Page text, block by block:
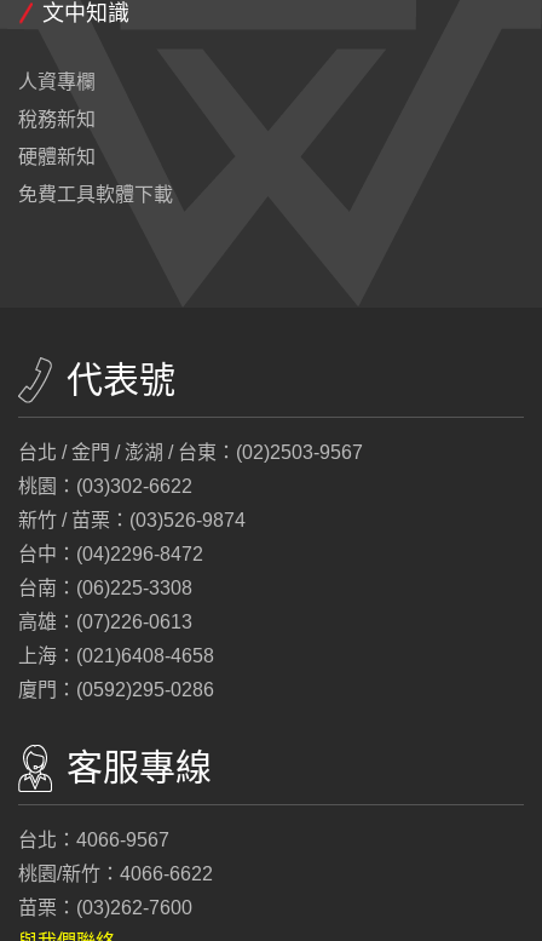
文中知識
人資專欄
稅務新知
硬體新知
免費工具軟體下載
代表號
台北 / 金門 / 澎湖 / 台東：(02)2503-9567
桃園：(03)302-6622
新竹 / 苗栗：(03)526-9874
台中：(04)2296-8472
台南：(06)225-3308
高雄：(07)226-0613
上海：(021)6408-4658
廈門：(0592)295-0286
客服專線
台北：4066-9567
桃園/新竹：4066-6622
苗栗：(03)262-7600